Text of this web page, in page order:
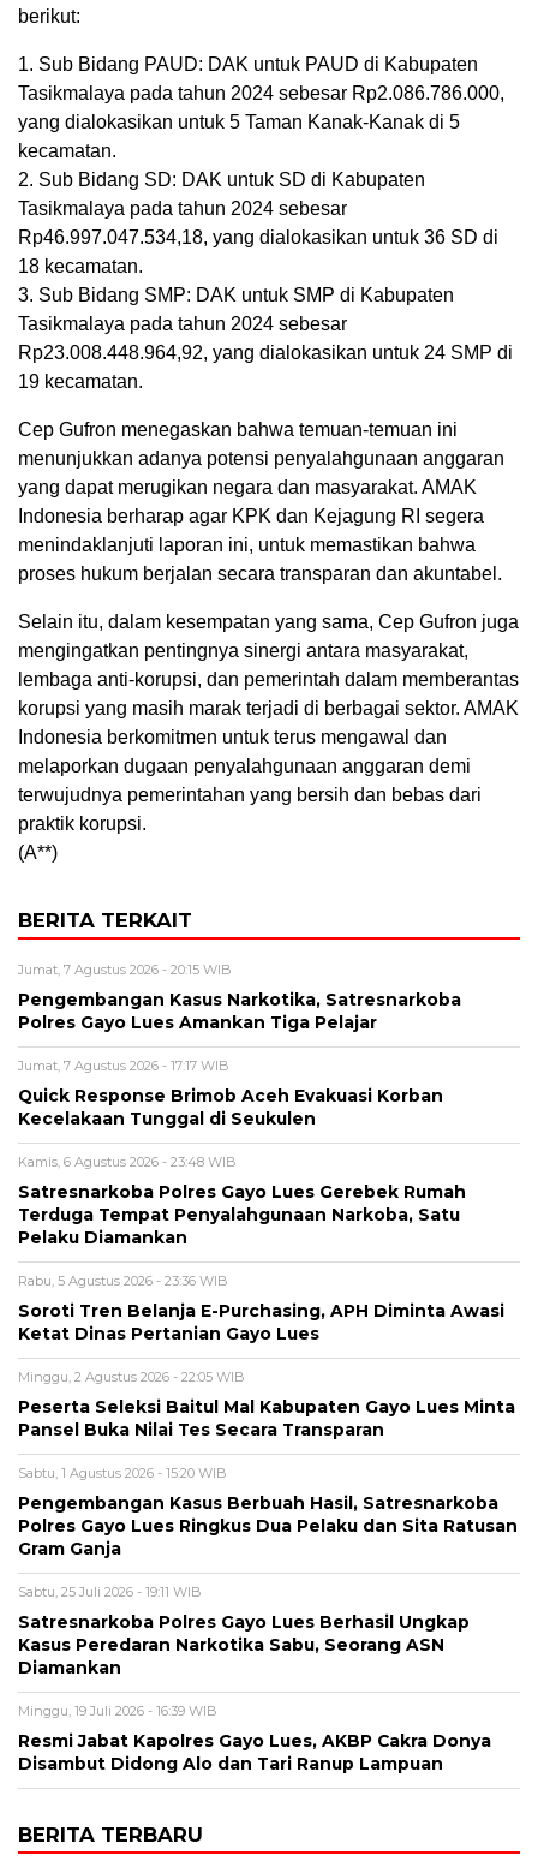
berikut:
1. Sub Bidang PAUD: DAK untuk PAUD di Kabupaten
Tasikmalaya pada tahun 2024 sebesar Rp2.086.786.000,
yang dialokasikan untuk 5 Taman Kanak-Kanak di 5
kecamatan.
2. Sub Bidang SD: DAK untuk SD di Kabupaten
Tasikmalaya pada tahun 2024 sebesar
Rp46.997.047.534,18, yang dialokasikan untuk 36 SD di
18 kecamatan.
3. Sub Bidang SMP: DAK untuk SMP di Kabupaten
Tasikmalaya pada tahun 2024 sebesar
Rp23.008.448.964,92, yang dialokasikan untuk 24 SMP di
19 kecamatan.
Cep Gufron menegaskan bahwa temuan-temuan ini
menunjukkan adanya potensi penyalahgunaan anggaran
yang dapat merugikan negara dan masyarakat. AMAK
Indonesia berharap agar KPK dan Kejagung RI segera
menindaklanjuti laporan ini, untuk memastikan bahwa
proses hukum berjalan secara transparan dan akuntabel.
Selain itu, dalam kesempatan yang sama, Cep Gufron juga
mengingatkan pentingnya sinergi antara masyarakat,
lembaga anti-korupsi, dan pemerintah dalam memberantas
korupsi yang masih marak terjadi di berbagai sektor. AMAK
Indonesia berkomitmen untuk terus mengawal dan
melaporkan dugaan penyalahgunaan anggaran demi
terwujudnya pemerintahan yang bersih dan bebas dari
praktik korupsi.
(A**)
BERITA TERKAIT
Jumat, 7 Agustus 2026 - 20:15 WIB
Pengembangan Kasus Narkotika, Satresnarkoba
Polres Gayo Lues Amankan Tiga Pelajar
Jumat, 7 Agustus 2026 - 17:17 WIB
Quick Response Brimob Aceh Evakuasi Korban
Kecelakaan Tunggal di Seukulen
Kamis, 6 Agustus 2026 - 23:48 WIB
Satresnarkoba Polres Gayo Lues Gerebek Rumah
Terduga Tempat Penyalahgunaan Narkoba, Satu
Pelaku Diamankan
Rabu, 5 Agustus 2026 - 23:36 WIB
Soroti Tren Belanja E-Purchasing, APH Diminta Awasi
Ketat Dinas Pertanian Gayo Lues
Minggu, 2 Agustus 2026 - 22:05 WIB
Peserta Seleksi Baitul Mal Kabupaten Gayo Lues Minta
Pansel Buka Nilai Tes Secara Transparan
Sabtu, 1 Agustus 2026 - 15:20 WIB
Pengembangan Kasus Berbuah Hasil, Satresnarkoba
Polres Gayo Lues Ringkus Dua Pelaku dan Sita Ratusan
Gram Ganja
Sabtu, 25 Juli 2026 - 19:11 WIB
Satresnarkoba Polres Gayo Lues Berhasil Ungkap
Kasus Peredaran Narkotika Sabu, Seorang ASN
Diamankan
Minggu, 19 Juli 2026 - 16:39 WIB
Resmi Jabat Kapolres Gayo Lues, AKBP Cakra Donya
Disambut Didong Alo dan Tari Ranup Lampuan
BERITA TERBARU